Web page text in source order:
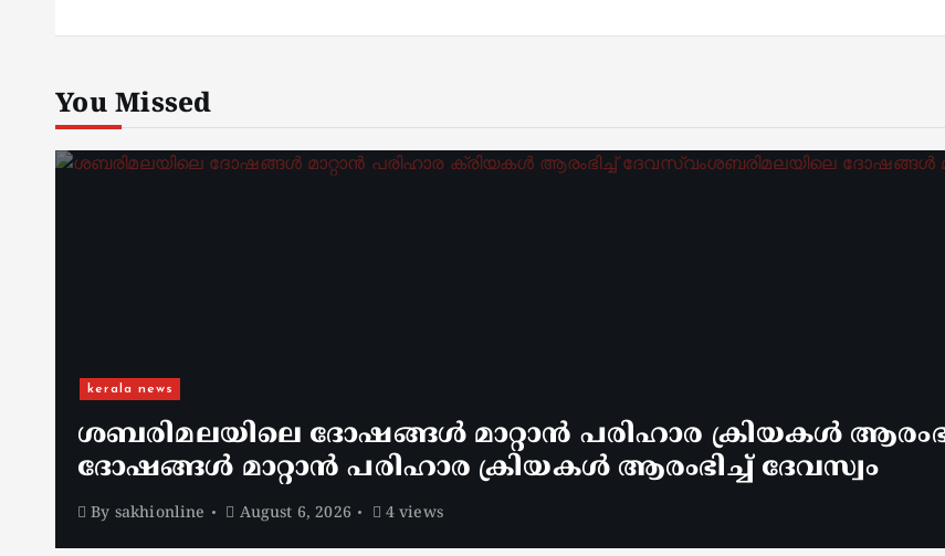
You Missed
kerala news
ശബരിമലയിലെ ദോഷങ്ങൾ മാറ്റാൻ പരിഹാര ക്രിയകൾ
ദോഷങ്ങൾ മാറ്റാൻ പരിഹാര ക്രിയകൾ ആരംഭിച്ച് ദേവസ്വം
By sakhionline August 6, 2026 4 views